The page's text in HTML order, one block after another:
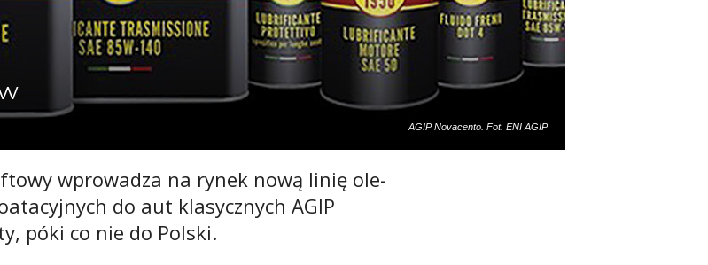
AGIP Novacento. Fot. ENI AGIP
wpro­wa­dza na rynek nową linię ole­
do aut kla­sycz­nych AGIP
póki co nie do Pol­ski.